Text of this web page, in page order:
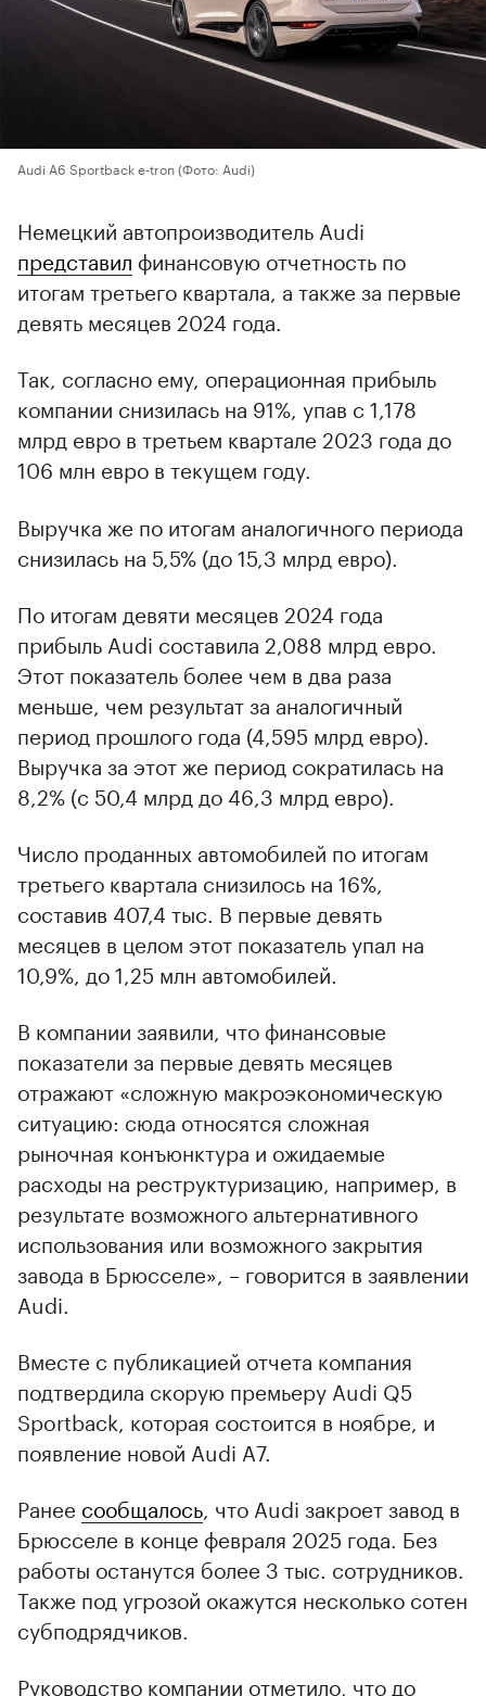
Audi A6 Sportback e-tron(Фото: Audi)
Немецкий автопроизводитель Audi
представил финансовую отчетность по
итогам третьего квартала, а также за первые
девять месяцев 2024 года.
Так, согласно ему, операционная прибыль
компании снизилась на 91%, упав с 1,178
млрд евро в третьем квартале 2023 года до
106 млн евро в текущем году.
Выручка же по итогам аналогичного периода
снизилась на 5,5% (до 15,3 млрд евро).
По итогам девяти месяцев 2024 года
прибыль Audi составила 2,088 млрд евро.
Этот показатель более чем в два раза
меньше, чем результат за аналогичный
период прошлого года (4,595 млрд евро).
Выручка за этот же период сократилась на
8,2% (с 50,4 млрд до 46,3 млрд евро).
Число проданных автомобилей по итогам
третьего квартала снизилось на 16%,
составив 407,4 тыс. В первые девять
месяцев в целом этот показатель упал на
10,9%, до 1,25 млн автомобилей.
В компании заявили, что финансовые
показатели за первые девять месяцев
отражают «сложную макроэкономическую
ситуацию: сюда относятся сложная
рыночная конъюнктура и ожидаемые
расходы на реструктуризацию, например, в
результате возможного альтернативного
использования или возможного закрытия
завода в Брюсселе», – говорится в заявлении
Audi.
Вместе с публикацией отчета компания
подтвердила скорую премьеру Audi Q5
Sportback, которая состоится в ноябре, и
появление новой Audi A7.
Ранее сообщалось , что Audi закроет завод в
Брюсселе в конце февраля 2025 года. Без
работы останутся более 3 тыс. сотрудников.
Также под угрозой окажутся несколько сотен
субподрядчиков.
Руководство компании отметило, что до